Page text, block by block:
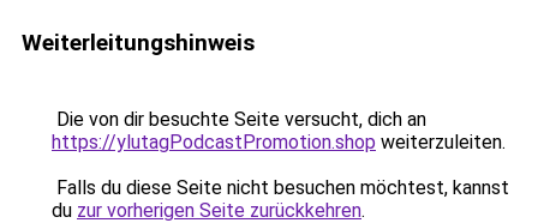
Weiterleitungshinweis
Die von dir besuchte Seite versucht, dich an
https://ylutagPodcastPromotion.shop weiterzuleiten.
Falls du diese Seite nicht besuchen möchtest, kannst
du zur vorherigen Seite zurückkehren.